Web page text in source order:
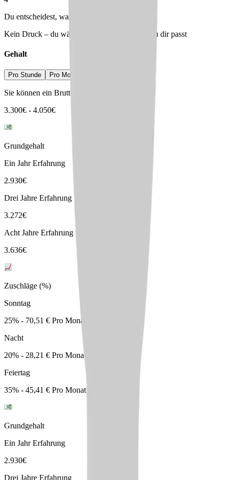
Du entscheidest, was passt
Kein Druck – du wählst den Arbeitgeber, der zu dir passt
Gehalt
Pro Stunde Pro Monat
Sie können ein Bruttogehalt erwarten von
3.300€ - 4.050€
Grundgehalt
Ein Jahr Erfahrung
2.930€
Drei Jahre Erfahrung
3.272€
Acht Jahre Erfahrung
3.636€
Zuschläge (%)
Sonntag
25% - 70,51 € Pro Monat
Nacht
20% - 28,21 € Pro Monat
Feiertag
35% - 45,41 € Pro Monat
Grundgehalt
Ein Jahr Erfahrung
2.930€
Drei Jahre Erfahrung